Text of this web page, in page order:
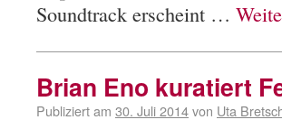
Soundtrack erscheint …
Brian Eno kuratiert
Publiziert am 30. Juli 2014von Uta